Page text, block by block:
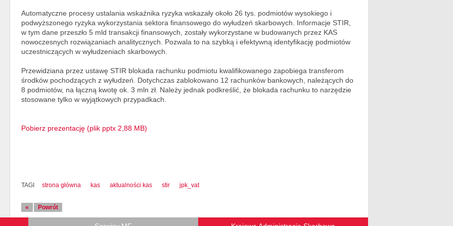
Automatyczne procesy ustalania wskaźnika ryzyka wskazały około 26 tys. podmiotów wysokiego i
podwyższonego ryzyka wykorzystania sektora finansowego do wyłudzeń skarbowych. Informacje STIR,
w tym dane przeszło 5 mld transakcji finansowych, zostały wykorzystane w budowanych przez KAS
nowoczesnych rozwiązaniach analitycznych. Pozwala to na szybką i efektywną identyfikację podmiotów
uczestniczących w wyłudzeniach skarbowych.
Przewidziana przez ustawę STIR blokada rachunku podmiotu kwalifikowanego zapobiega transferom
środków pochodzących z wyłudzeń. Dotychczas zablokowano 12 rachunków bankowych, należących do
8 podmiotów, na łączną kwotę ok. 3 mln zł. Należy jednak podkreślić, że blokada rachunku to narzędzie
stosowane tylko w wyjątkowych przypadkach.
Pobierz prezentację (plik pptx 2,88 MB)
TAGI strona główna kas aktualności kas stir jpk_vat
« Powrót